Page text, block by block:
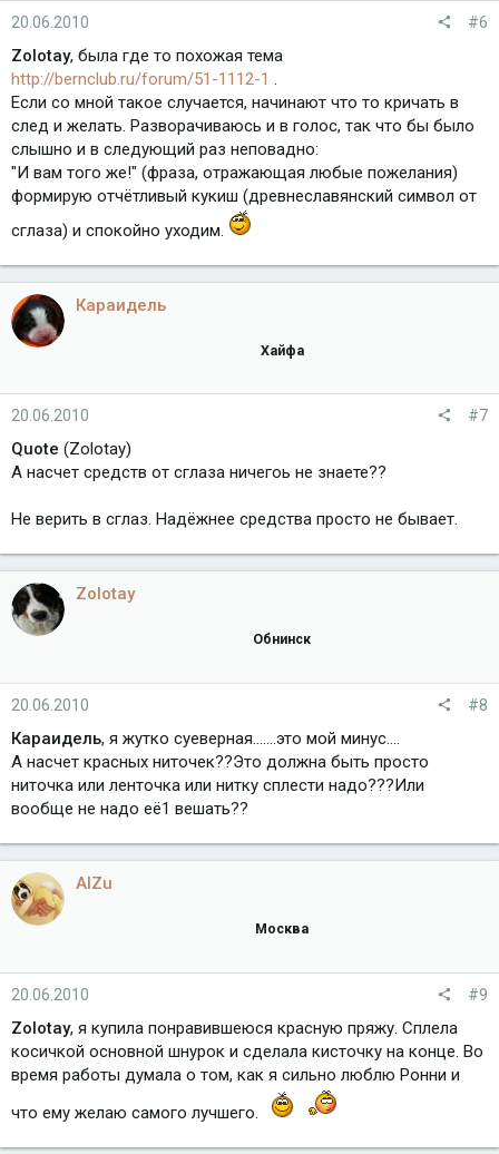
20.06.2010 #6
Zolotay, была где то похожая тема
http://bernclub.ru/forum/51-1112-1 .
Если со мной такое случается, начинают что то кричать в
след и желать. Разворачиваюсь и в голос, так что бы было
слышно и в следующий раз неповадно:
"И вам того же!" (фраза, отражающая любые пожелания)
формирую отчётливый кукиш (древнеславянский символ от
сглаза) и спокойно уходим.
Караидель
Хайфа
20.06.2010 #7
Quote (Zolotay)
А насчет средств от сглаза ничегоь не знаете??
Не верить в сглаз. Надёжнее средства просто не бывает.
Zolotay
Обнинск
20.06.2010 #8
Караидель, я жутко суеверная.......это мой минус....
А насчет красных ниточек??Это должна быть просто
ниточка или ленточка или нитку сплести надо???Или
вообще не надо её1 вешать??
AlZu
Москва
20.06.2010 #9
Zolotay, я купила понравившеюся красную пряжу. Сплела
косичкой основной шнурок и сделала кисточку на конце. Во
время работы думала о том, как я сильно люблю Ронни и
что ему желаю самого лучшего.